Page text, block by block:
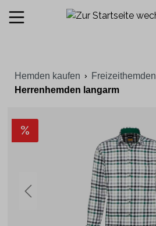
Hemden kaufen
Freizeithemden
Herrenhemden langarm
%